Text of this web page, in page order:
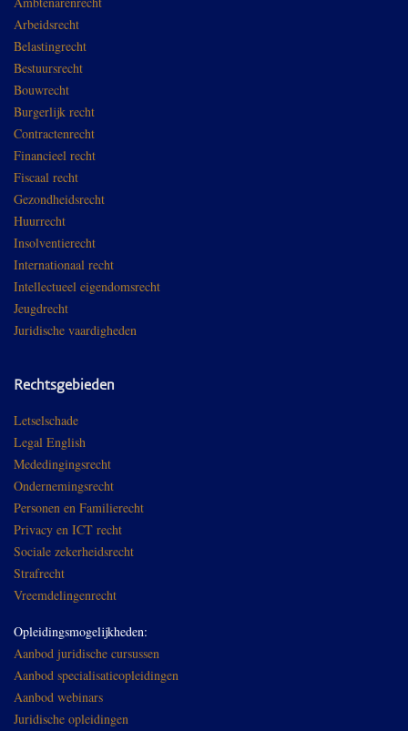
Arbeidsrecht
Belastingrecht
Bestuursrecht
Bouwrecht
Burgerlijk recht
Contractenrecht
Financieel recht
Fiscaal recht
Gezondheidsrecht
Huurrecht
Insolventierecht
Internationaal recht
Intellectueel eigendomsrecht
Jeugdrecht
Juridische vaardigheden
Rechtsgebieden
Letselschade
Legal English
Mededingingsrecht
Ondernemingsrecht
Personen en Familierecht
Privacy en ICT recht
Sociale zekerheidsrecht
Strafrecht
Vreemdelingenrecht
Opleidingsmogelijkheden:
Aanbod juridische cursussen
Aanbod specialisatieopleidingen
Aanbod webinars
Juridische opleidingen